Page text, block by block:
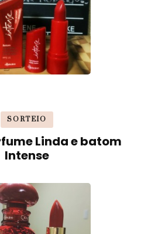
SORTEIO
Linda e batom
Intense